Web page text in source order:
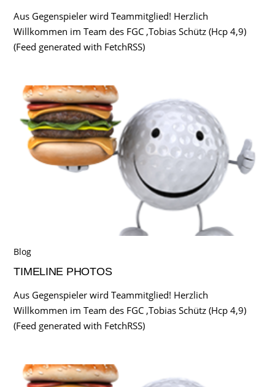
Aus Gegenspieler wird Teammitglied! Herzlich
Willkommen im Team des FGC ,Tobias Schütz (Hcp 4,9)
(Feed generated with FetchRSS)
Blog
TIMELINE PHOTOS
Aus Gegenspieler wird Teammitglied! Herzlich
Willkommen im Team des FGC ,Tobias Schütz (Hcp 4,9)
(Feed generated with FetchRSS)